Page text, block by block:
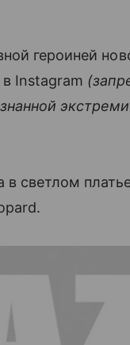
героиней
Instagram
светлом